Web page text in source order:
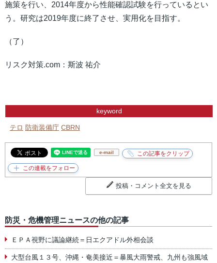
施策を行い、2014年度から性能確認試験を行っているとい
う。研究は2019年度に終了させ、実用化を目指す。
（了）
リスク対策.com：斯波 祐介
keyword
テロ 防衛装備庁 CBRN
e-mail
投稿・コメント全文を見る
防災・危機管理ニュースの他の記事
ＥＰＡ視野に議論継続＝日エクアドル外相会談
大型台風１３号、沖縄・奄美接近＝暴風大雨警戒、九州も強風域